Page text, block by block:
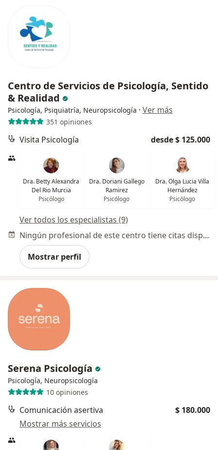
Centro de Servicios de Psicología, Sentido
& Realidad
Psicología, Psiquiatría, Neuropsicología · Ver más
351 opiniones
Visita Psicología desde $ 125.000
Dra. Betty Alexandra
Del Rio Murcia
Psicólogo
Dra. Doriani Gallego
Ramirez
Psicólogo
Dra. Olga Lucia Villa
Hernández
Psicólogo
Ver todos los especialistas (9)
Ningún profesional de este centro tiene citas disponibles
Mostrar perfil
Serena Psicología
Psicología, Neuropsicología
10 opiniones
Comunicación asertiva
$ 180.000
Mostrar más servicios